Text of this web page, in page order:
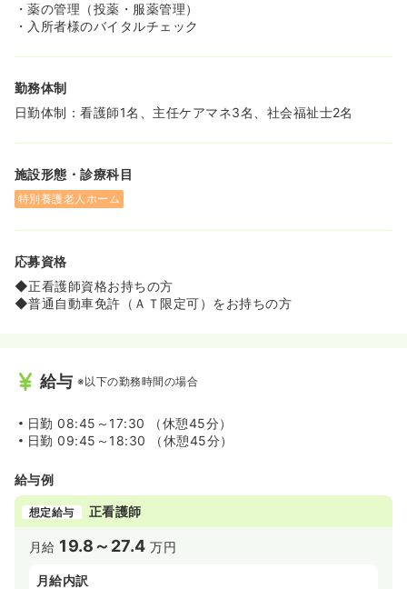
・薬の管理（投薬・服薬管理）
・入所者様のバイタルチェック
勤務体制
日勤体制：看護師1名、主任ケアマネ3名、社会福祉士2名
施設形態・診療科目
特別養護老人ホーム
応募資格
◆正看護師資格お持ちの方
◆普通自動車免許（ＡＴ限定可）をお持ちの方
給与 ※以下の勤務時間の場合
日勤 08:45～17:30 （休憩45分）
日勤 09:45～18:30 （休憩45分）
給与例
想定給与 正看護師
月給 19.8～27.4 万円
月給内訳